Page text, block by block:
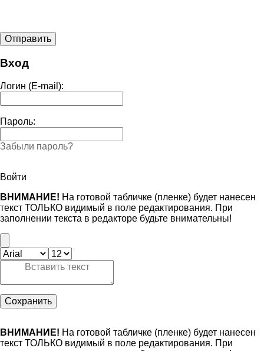
Вход
Логин (E-mail):
Пароль:
Забыли пароль?
Войти
ВНИМАНИЕ! На готовой табличке (пленке) будет нанесен
текст ТОЛЬКО видимый в поле редактирования. При
заполнении текста в редакторе будьте внимательны!
Сохранить
ВНИМАНИЕ! На готовой табличке (пленке) будет нанесен
текст ТОЛЬКО видимый в поле редактирования. При